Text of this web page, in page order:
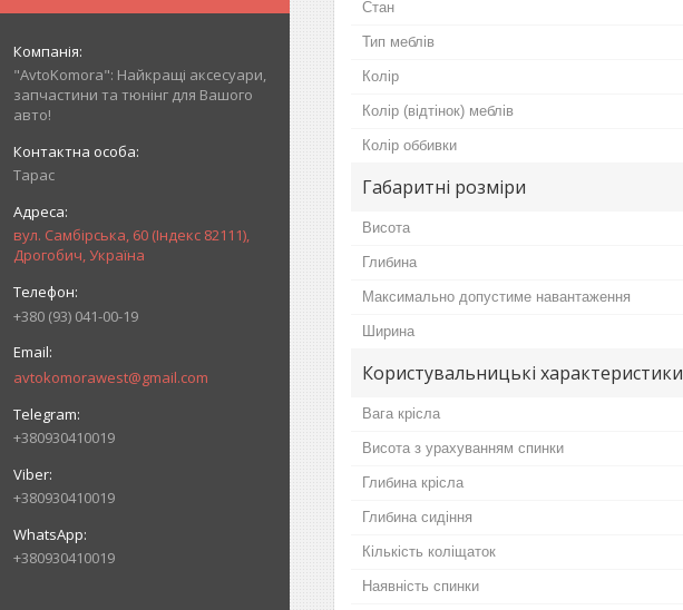
"AvtoKomora": Найкращі аксесуари,
запчастини та тюнінг для Вашого
авто!
Тарас
вул. Самбірська, 60 (Індекс 82111),
Дрогобич, Україна
+380 (93) 041-00-19
avtokomorawest@gmail.com
+380930410019
+380930410019
+380930410019
Стан
Тип меблів
Колір
Колір (відтінок) меблів
Колір оббивки
Габаритні розміри
Висота
Глибина
Максимально допустиме навантаження
Ширина
Користувальницькі характеристики
Вага крісла
Висота з урахуванням спинки
Глибина крісла
Глибина сидіння
Кількість коліщаток
Наявність спинки